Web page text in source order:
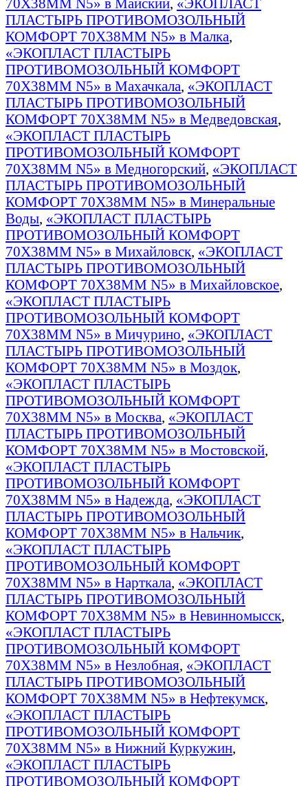
ПЛАСТЫРЬ ПРОТИВОМОЗОЛЬНЫЙ
КОМФОРТ 70Х38ММ N5» в Малка,
«ЭКОПЛАСТ ПЛАСТЫРЬ
ПРОТИВОМОЗОЛЬНЫЙ КОМФОРТ
70Х38ММ N5» в Махачкала, «ЭКОПЛАСТ
ПЛАСТЫРЬ ПРОТИВОМОЗОЛЬНЫЙ
КОМФОРТ 70Х38ММ N5» в Медведовская,
«ЭКОПЛАСТ ПЛАСТЫРЬ
ПРОТИВОМОЗОЛЬНЫЙ КОМФОРТ
70Х38ММ N5» в Медногорский, «ЭКОПЛАСТ
ПЛАСТЫРЬ ПРОТИВОМОЗОЛЬНЫЙ
КОМФОРТ 70Х38ММ N5» в Минеральные
Воды, «ЭКОПЛАСТ ПЛАСТЫРЬ
ПРОТИВОМОЗОЛЬНЫЙ КОМФОРТ
70Х38ММ N5» в Михайловск, «ЭКОПЛАСТ
ПЛАСТЫРЬ ПРОТИВОМОЗОЛЬНЫЙ
КОМФОРТ 70Х38ММ N5» в Михайловское,
«ЭКОПЛАСТ ПЛАСТЫРЬ
ПРОТИВОМОЗОЛЬНЫЙ КОМФОРТ
70Х38ММ N5» в Мичурино, «ЭКОПЛАСТ
ПЛАСТЫРЬ ПРОТИВОМОЗОЛЬНЫЙ
КОМФОРТ 70Х38ММ N5» в Моздок,
«ЭКОПЛАСТ ПЛАСТЫРЬ
ПРОТИВОМОЗОЛЬНЫЙ КОМФОРТ
70Х38ММ N5» в Москва, «ЭКОПЛАСТ
ПЛАСТЫРЬ ПРОТИВОМОЗОЛЬНЫЙ
КОМФОРТ 70Х38ММ N5» в Мостовской,
«ЭКОПЛАСТ ПЛАСТЫРЬ
ПРОТИВОМОЗОЛЬНЫЙ КОМФОРТ
70Х38ММ N5» в Надежда, «ЭКОПЛАСТ
ПЛАСТЫРЬ ПРОТИВОМОЗОЛЬНЫЙ
КОМФОРТ 70Х38ММ N5» в Нальчик,
«ЭКОПЛАСТ ПЛАСТЫРЬ
ПРОТИВОМОЗОЛЬНЫЙ КОМФОРТ
70Х38ММ N5» в Нарткала, «ЭКОПЛАСТ
ПЛАСТЫРЬ ПРОТИВОМОЗОЛЬНЫЙ
КОМФОРТ 70Х38ММ N5» в Невинномысск,
«ЭКОПЛАСТ ПЛАСТЫРЬ
ПРОТИВОМОЗОЛЬНЫЙ КОМФОРТ
70Х38ММ N5» в Незлобная, «ЭКОПЛАСТ
ПЛАСТЫРЬ ПРОТИВОМОЗОЛЬНЫЙ
КОМФОРТ 70Х38ММ N5» в Нефтекумск,
«ЭКОПЛАСТ ПЛАСТЫРЬ
ПРОТИВОМОЗОЛЬНЫЙ КОМФОРТ
70Х38ММ N5» в Нижний Куркужин,
«ЭКОПЛАСТ ПЛАСТЫРЬ
ПРОТИВОМОЗОЛЬНЫЙ КОМФОРТ